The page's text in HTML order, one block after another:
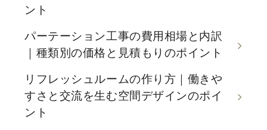
ント
パーテーション工事の費用相場と内訳
｜種類別の価格と見積もりのポイント
リフレッシュルームの作り方｜働きや
すさと交流を生む空間デザインのポイ
ント